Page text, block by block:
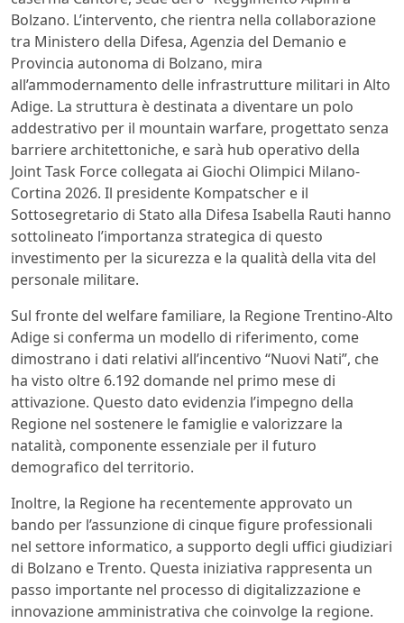
Bolzano. L’intervento, che rientra nella collaborazione
tra Ministero della Difesa, Agenzia del Demanio e
Provincia autonoma di Bolzano, mira
all’ammodernamento delle infrastrutture militari in Alto
Adige. La struttura è destinata a diventare un polo
addestrativo per il mountain warfare, progettato senza
barriere architettoniche, e sarà hub operativo della
Joint Task Force collegata ai Giochi Olimpici Milano-
Cortina 2026. Il presidente Kompatscher e il
Sottosegretario di Stato alla Difesa Isabella Rauti hanno
sottolineato l’importanza strategica di questo
investimento per la sicurezza e la qualità della vita del
personale militare.
Sul fronte del welfare familiare, la Regione Trentino-Alto
Adige si conferma un modello di riferimento, come
dimostrano i dati relativi all’incentivo “Nuovi Nati”, che
ha visto oltre 6.192 domande nel primo mese di
attivazione. Questo dato evidenzia l’impegno della
Regione nel sostenere le famiglie e valorizzare la
natalità, componente essenziale per il futuro
demografico del territorio.
Inoltre, la Regione ha recentemente approvato un
bando per l’assunzione di cinque figure professionali
nel settore informatico, a supporto degli uffici giudiziari
di Bolzano e Trento. Questa iniziativa rappresenta un
passo importante nel processo di digitalizzazione e
innovazione amministrativa che coinvolge la regione.